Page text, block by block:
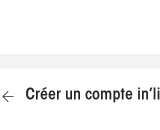
Créer un compte in’li